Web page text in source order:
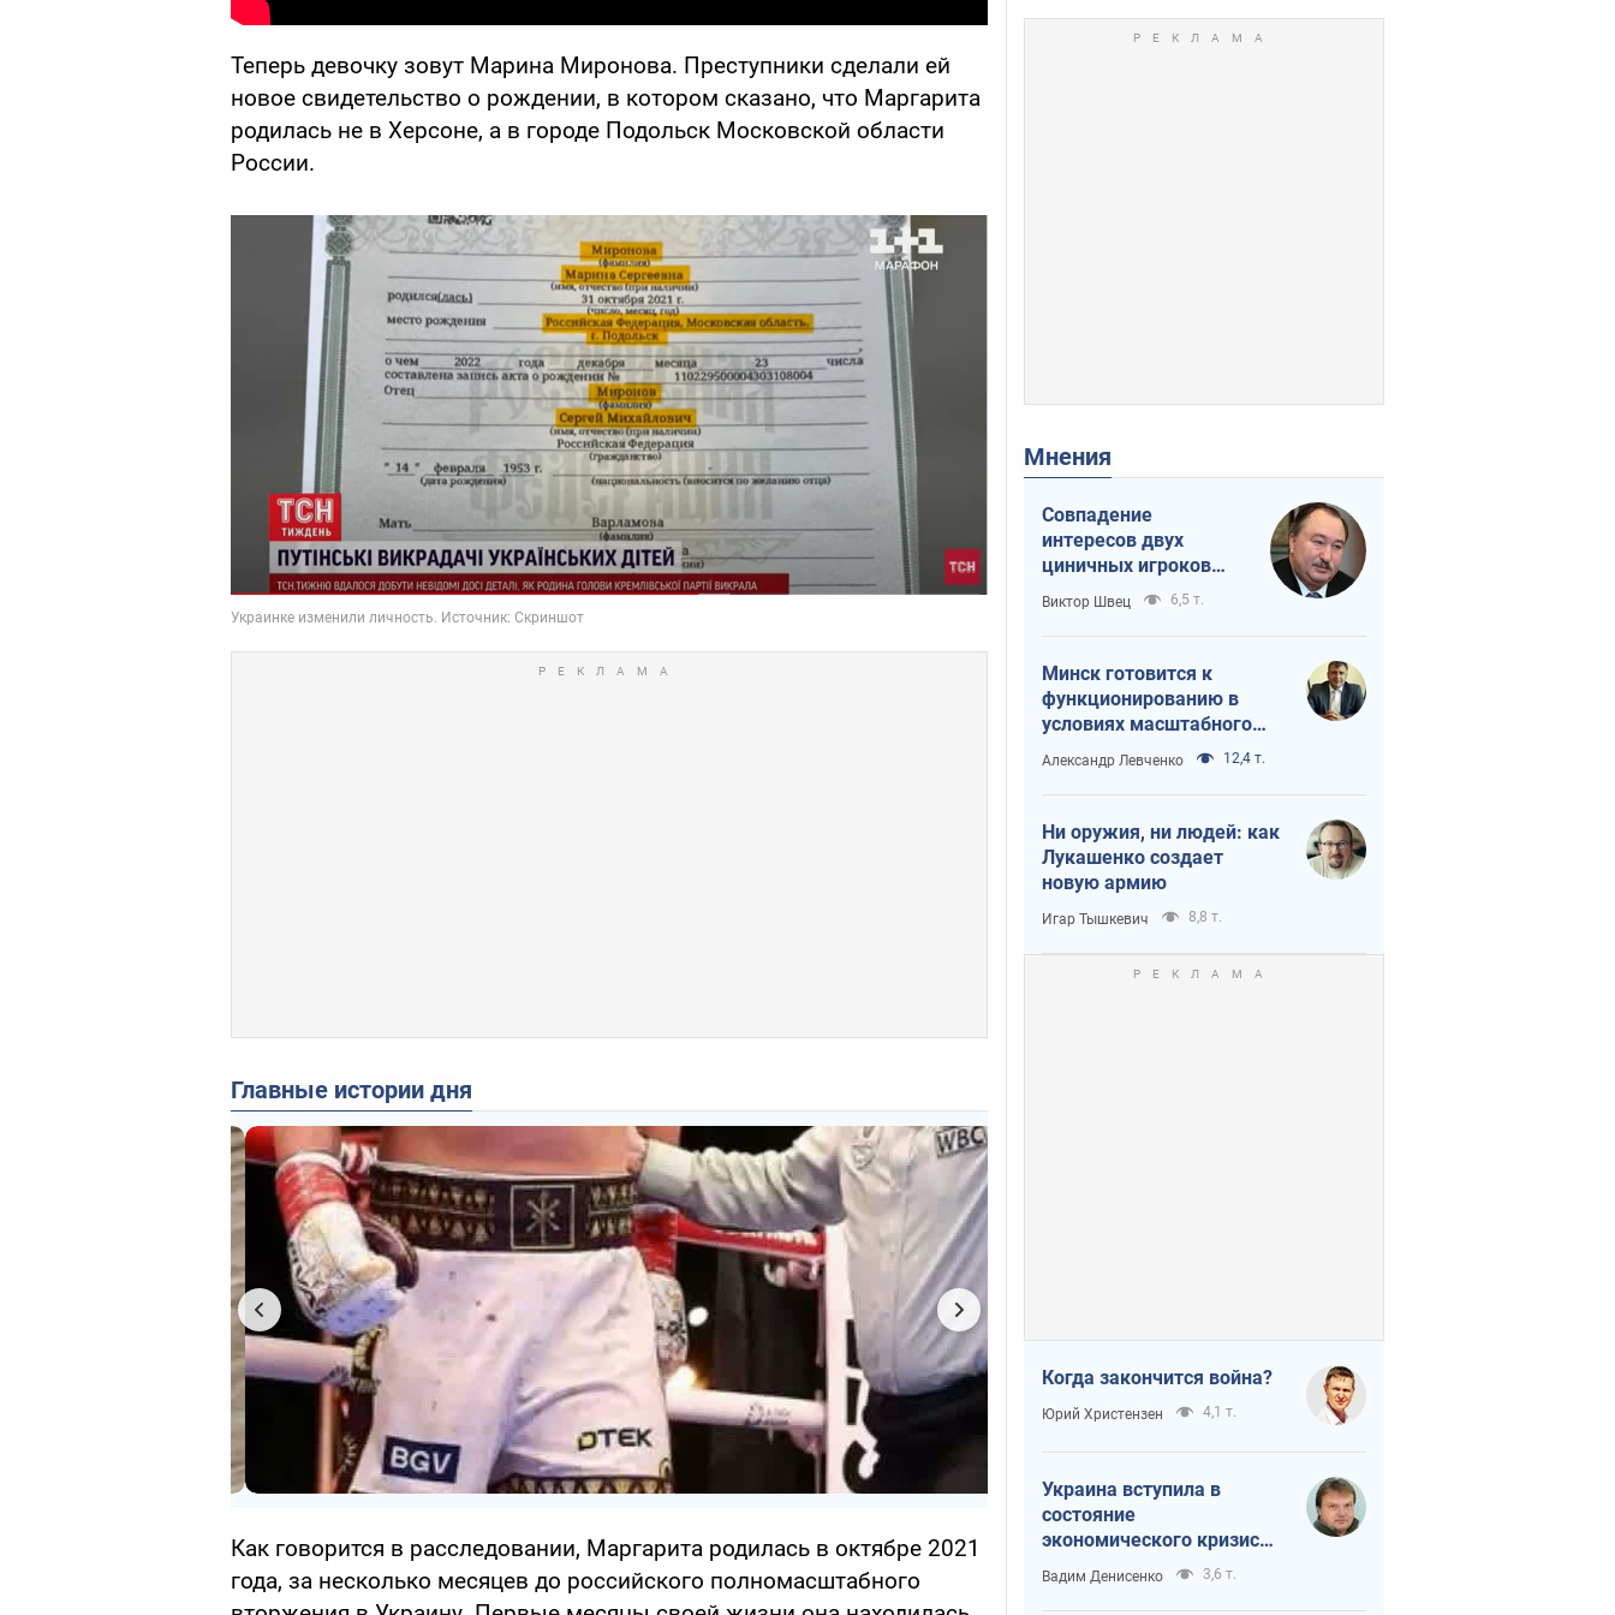
Теперь девочку зовут Марина Миронова. Преступники сделали ей
новое свидетельство о рождении, в котором сказано, что Маргарита
родилась не в Херсоне, а в городе Подольск Московской области
России.
Главные истории дня
Как говорится в расследовании, Маргарита родилась в октябре 2021
года, за несколько месяцев до российского полномасштабного
Мнения
Совпадение
интересов двух
циничных игроков
или тайный план
Трампа и Путина?
Виктор Швец 6,5 т.
Минск готовится к
функционированию в
условиях масштабного
военного кризиса
Александр Левченко 12,4 т.
Ни оружия, ни людей: как
Лукашенко создает
новую армию
Игар Тышкевич 8,8 т.
Когда закончится война?
Юрий Христензен 4,1 т.
Украина вступила в
состояние
экономического кризиса.
Есть ли свет в конце
туннеля?
Вадим Денисенко 3,6 т.